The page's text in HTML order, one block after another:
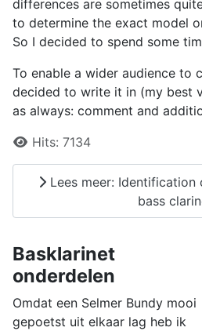
differences are sometimes
to determine the exact model
So I decided to spend some
To enable a wider audience to
decided to write it in (my best
as always: comment and
Details
Hits: 7134
Lees meer: Identification
bass
Basklarinet
onderdelen
Omdat een Selmer Bundy mooi
gepoetst uit elkaar lag heb ik